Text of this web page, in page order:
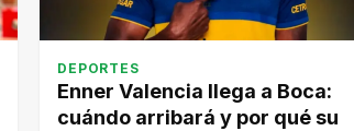
DEPORTES
Enner Valencia llega a Boca:
cuándo arribará y por qué su